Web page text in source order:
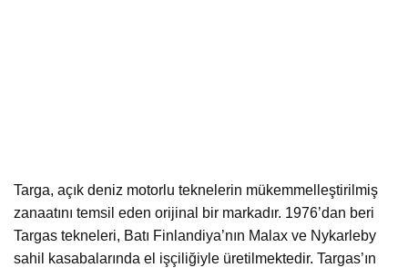
Targa, açık deniz motorlu teknelerin mükemmelleştirilmiş
zanaatını temsil eden orijinal bir markadır. 1976’dan beri
Targas tekneleri, Batı Finlandiya’nın Malax ve Nykarleby
sahil kasabalarında el işçiliğiyle üretilmektedir. Targas’ın